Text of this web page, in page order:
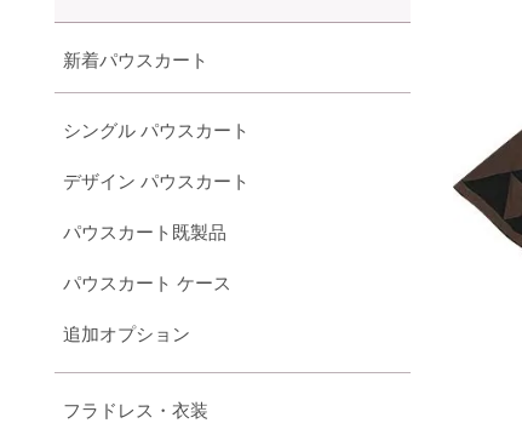
新着パウスカート
シングル パウスカート
デザイン パウスカート
パウスカート既製品
パウスカート ケース
追加オプション
フラドレス・衣装